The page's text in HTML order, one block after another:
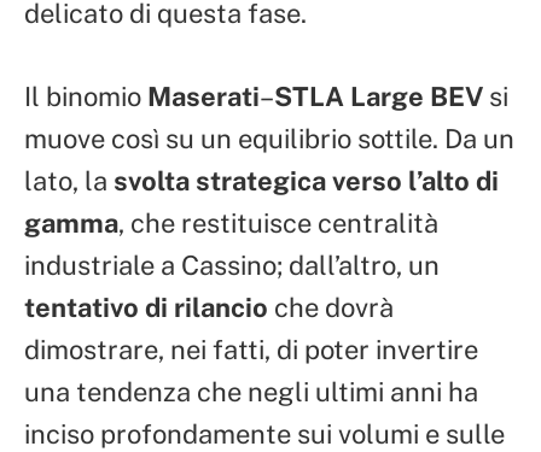
delicato di questa fase.
Il binomio Maserati–STLA Large BEV si
muove così su un equilibrio sottile. Da un
lato, la svolta strategica verso l’alto di
gamma, che restituisce centralità
industriale a Cassino; dall’altro, un
tentativo di rilancio che dovrà
dimostrare, nei fatti, di poter invertire
una tendenza che negli ultimi anni ha
inciso profondamente sui volumi e sulle